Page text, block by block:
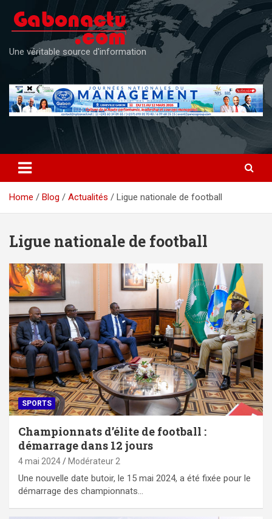
content
Une véritable source d'information
Home Blog Actualités Ligue nationale de football
Ligue nationale de football
SPORTS
Championnats d’élite de football :
démarrage dans 12 jours
4 mai 2024 Modérateur 2
Une nouvelle date butoir, le 15 mai 2024, a été fixée pour le
démarrage des championnats…